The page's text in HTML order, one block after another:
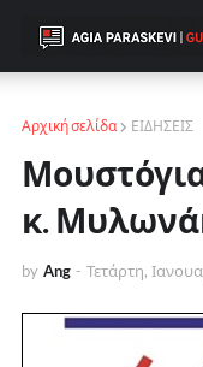
Αρχική σελίδα ΕΙΔΗΣΕΙΣ
κ.
by Ang - Τετάρτη,